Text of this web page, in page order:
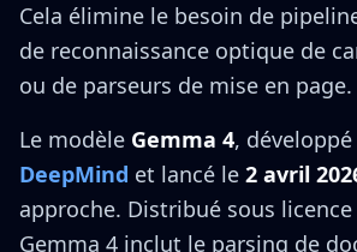
Cela élimine le besoin de
de reconnaissance optique de
ou de parseurs de mise en page.
Le modèle Gemma 4,
DeepMind et lancé le 2 avril
approche. Distribué sous licence
Gemma 4 inclut le parsing de